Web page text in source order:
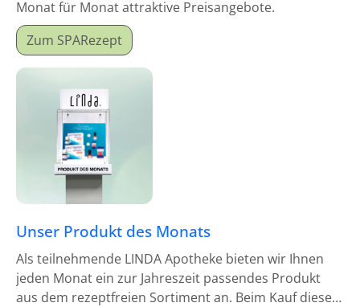
Monat für Monat attraktive Preisangebote.
Zum SPARezept
Unser Produkt des Monats
Als teilnehmende LINDA Apotheke bieten wir Ihnen
jeden Monat ein zur Jahreszeit passendes Produkt
aus dem rezeptfreien Sortiment an. Beim Kauf dieses